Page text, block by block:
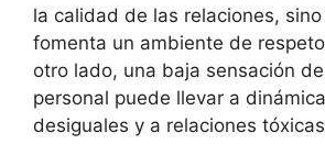
la calidad de las relaciones,
fomenta un ambiente de
otro lado, una baja sensación
personal puede llevar a
desiguales y a relaciones